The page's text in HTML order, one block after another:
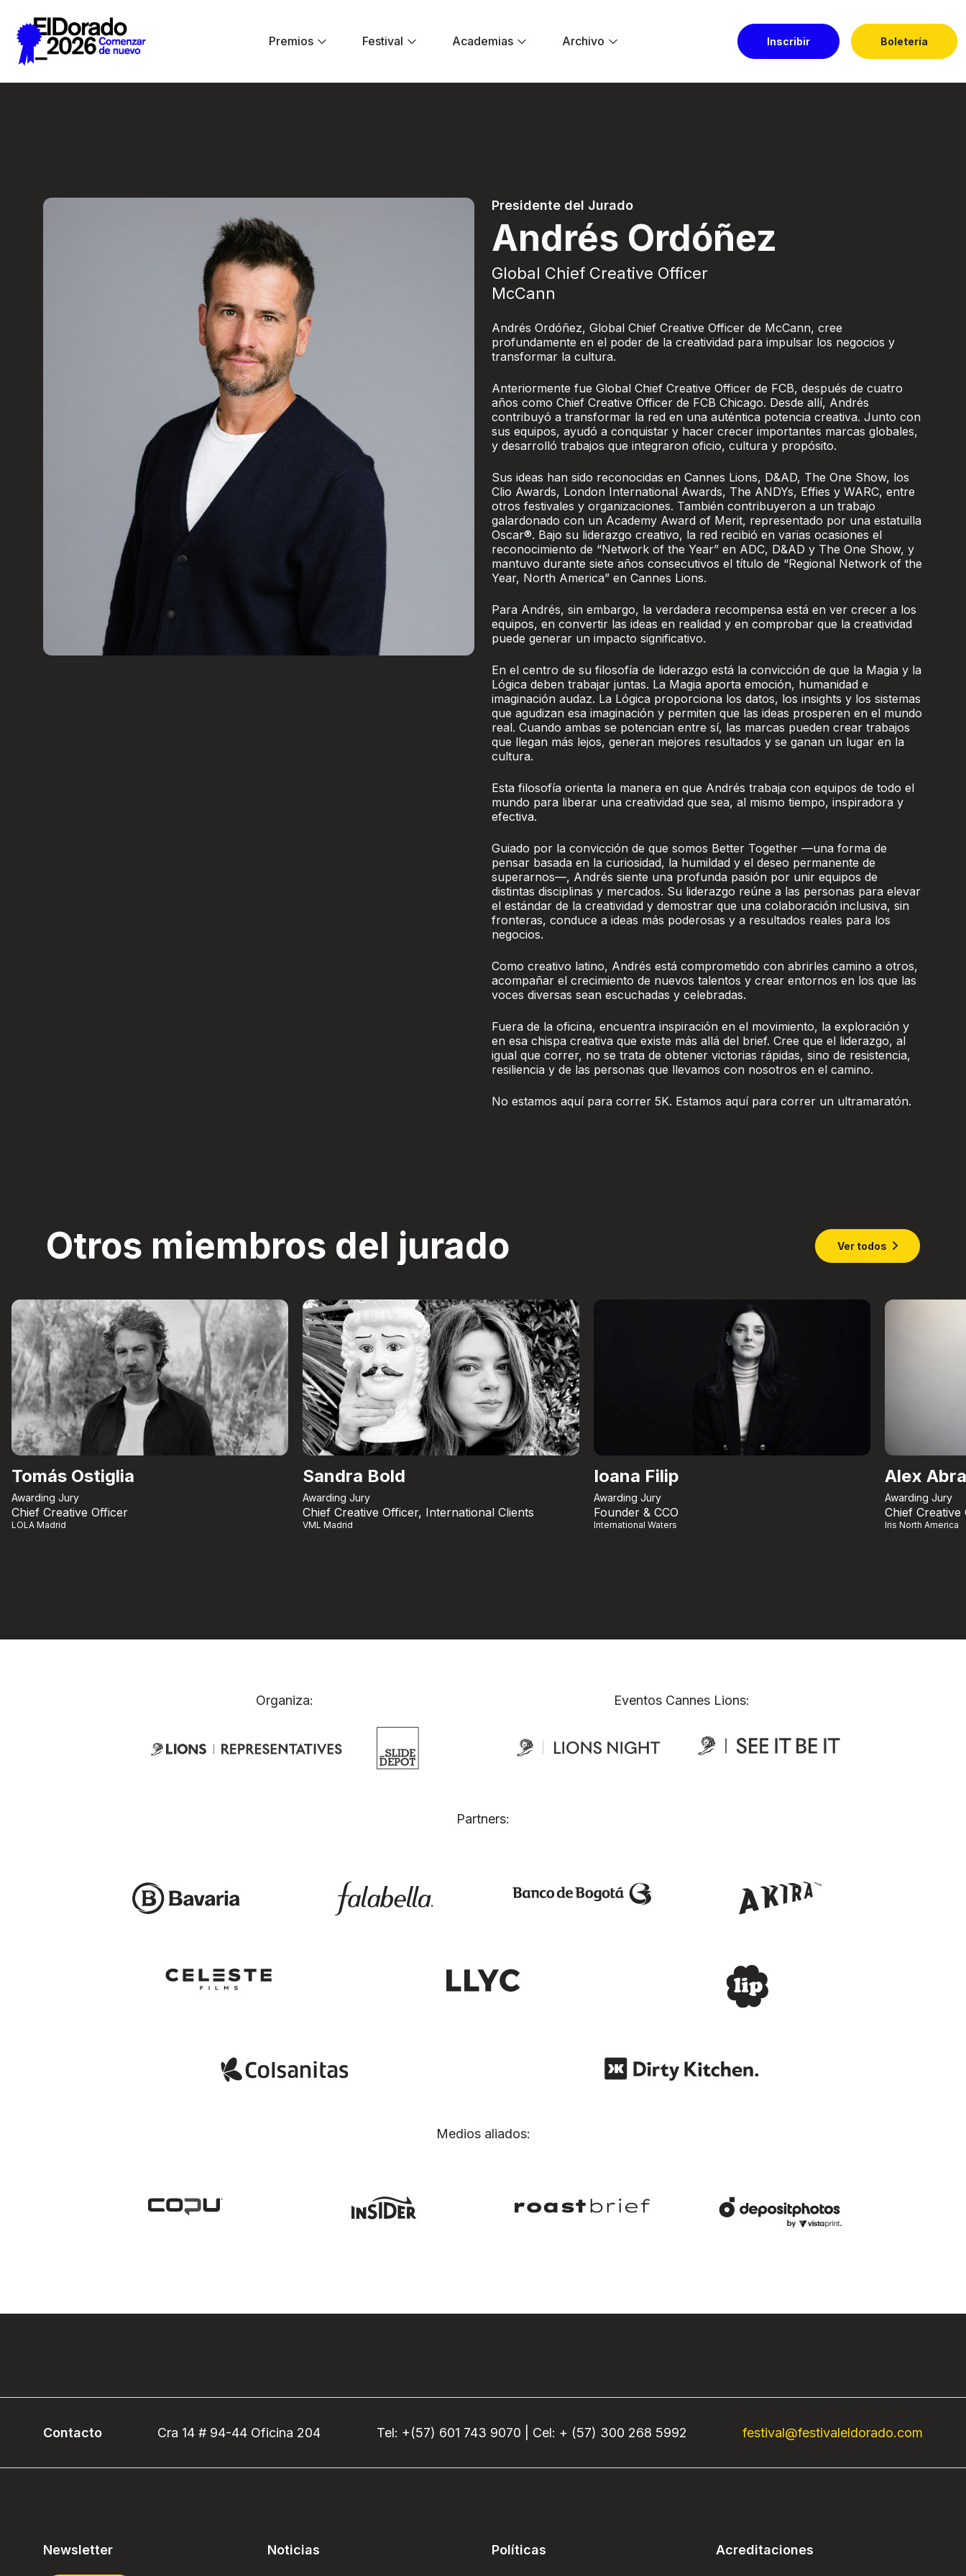
Premios
Festival Academias Archivo Inscribir Boletería
Presidente del Jurado
Andrés Ordóñez
Global Chief Creative Officer
McCann
Andrés Ordóñez, Global Chief Creative Officer de McCann, cree
profundamente en el poder de la creatividad para impulsar los negocios y
transformar la cultura.
Anteriormente fue Global Chief Creative Officer de FCB, después de cuatro
años como Chief Creative Officer de FCB Chicago. Desde allí, Andrés
contribuyó a transformar la red en una auténtica potencia creativa. Junto con
sus equipos, ayudó a conquistar y hacer crecer importantes marcas globales,
y desarrolló trabajos que integraron oficio, cultura y propósito.
Sus ideas han sido reconocidas en Cannes Lions, D&AD, The One Show, los
Clio Awards, London International Awards, The ANDYs, Effies y WARC, entre
otros festivales y organizaciones. También contribuyeron a un trabajo
galardonado con un Academy Award of Merit, representado por una estatuilla
Oscar®. Bajo su liderazgo creativo, la red recibió en varias ocasiones el
reconocimiento de “Network of the Year” en ADC, D&AD y The One Show, y
mantuvo durante siete años consecutivos el título de “Regional Network of the
Year, North America” en Cannes Lions.
Para Andrés, sin embargo, la verdadera recompensa está en ver crecer a los
equipos, en convertir las ideas en realidad y en comprobar que la creatividad
puede generar un impacto significativo.
En el centro de su filosofía de liderazgo está la convicción de que la Magia y la
Lógica deben trabajar juntas. La Magia aporta emoción, humanidad e
imaginación audaz. La Lógica proporciona los datos, los insights y los sistemas
que agudizan esa imaginación y permiten que las ideas prosperen en el mundo
real. Cuando ambas se potencian entre sí, las marcas pueden crear trabajos
que llegan más lejos, generan mejores resultados y se ganan un lugar en la
cultura.
Esta filosofía orienta la manera en que Andrés trabaja con equipos de todo el
mundo para liberar una creatividad que sea, al mismo tiempo, inspiradora y
efectiva.
Guiado por la convicción de que somos Better Together —una forma de
pensar basada en la curiosidad, la humildad y el deseo permanente de
superarnos—, Andrés siente una profunda pasión por unir equipos de
distintas disciplinas y mercados. Su liderazgo reúne a las personas para elevar
el estándar de la creatividad y demostrar que una colaboración inclusiva, sin
fronteras, conduce a ideas más poderosas y a resultados reales para los
negocios.
Como creativo latino, Andrés está comprometido con abrirles camino a otros,
acompañar el crecimiento de nuevos talentos y crear entornos en los que las
voces diversas sean escuchadas y celebradas.
Fuera de la oficina, encuentra inspiración en el movimiento, la exploración y
en esa chispa creativa que existe más allá del brief. Cree que el liderazgo, al
igual que correr, no se trata de obtener victorias rápidas, sino de resistencia,
resiliencia y de las personas que llevamos con nosotros en el camino.
No estamos aquí para correr 5K. Estamos aquí para correr un ultramaratón.
Otros miembros del jurado Ver todos
Tomás Ostiglia
Awarding Jury
Chief Creative Officer
LOLA Madrid
Sandra Bold
Awarding Jury
Chief Creative Officer, International Clients
VML Madrid
Ioana Filip
Awarding Jury
Founder & CCO
International Waters
Alex
Awarding Jury
Chief Creative
Iris North America
Organiza: Eventos Cannes Lions:
Partners:
Medios aliados:
Contacto Cra 14 # 94-44 Oficina 204 Tel: +(57) 601 743 9070 | Cel: + (57) 300 268 5992 festival@festivaleldorado.com
Newsletter Noticias Políticas Acreditaciones